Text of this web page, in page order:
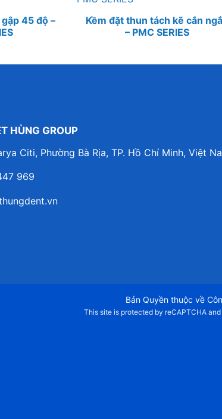
45 độ –
Kềm đặt thun tách kẽ cắn
– PMC SERIES
HÙNG GROUP
Citi, Phường Bà Rịa, TP. Hồ Chí Minh, Việt
969
Bản Quyền thuộc về
This site is protected by reCAPTCHA